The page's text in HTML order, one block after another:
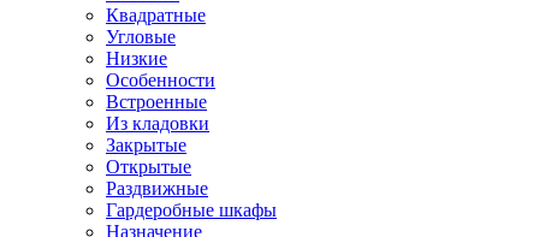
Квадратные
Угловые
Низкие
Особенности
Встроенные
Из кладовки
Закрытые
Открытые
Раздвижные
Гардеробные шкафы
Назначение